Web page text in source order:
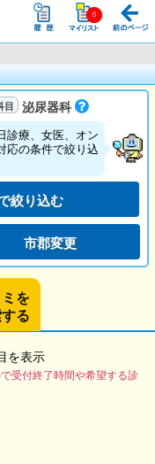
泌尿器科
診療、女医、オン
応の条件で絞り込
絞り込む
市郡変更
を
る
を表示
受付終了時間や希望する診